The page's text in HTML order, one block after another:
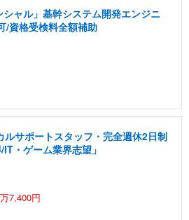
シャル」基幹システム開発エンジニ
/資格受検料全額補助
ルサポートスタッフ・完全週休2日制
・ゲーム業界志望」
7,400円